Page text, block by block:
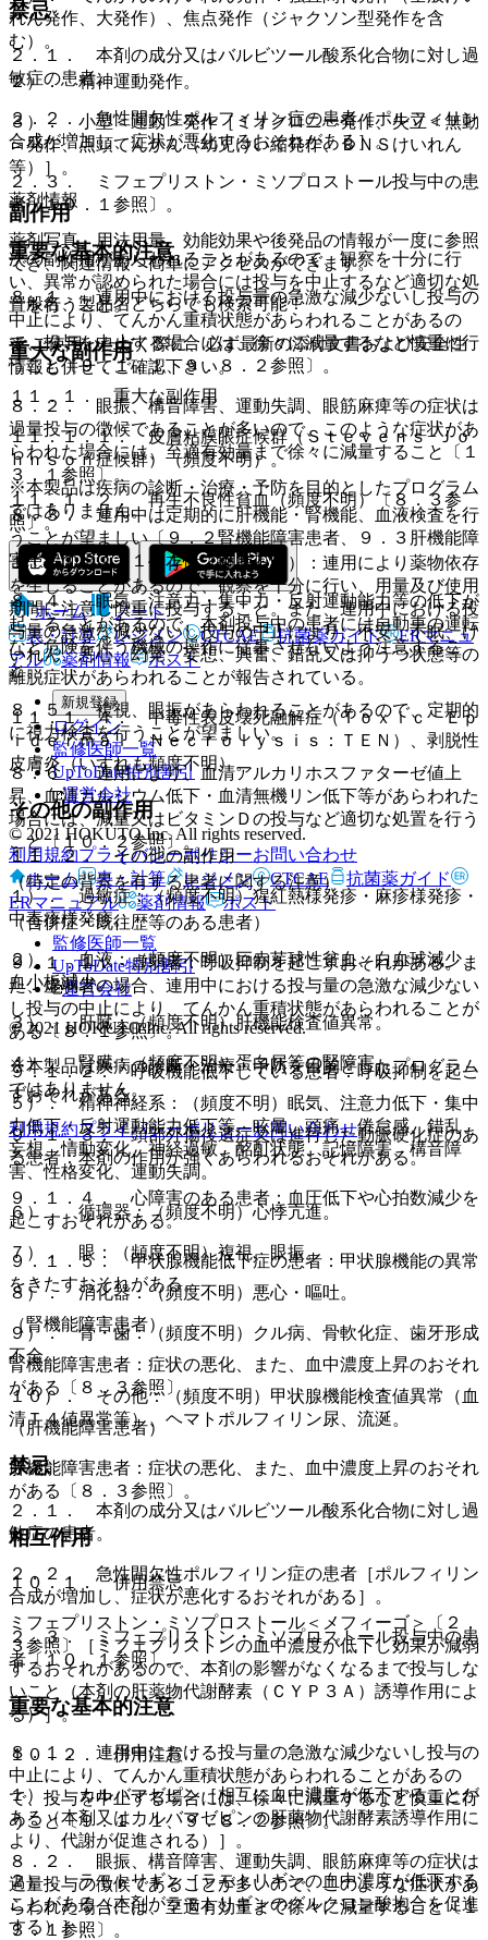
禁忌
２．１． 本剤の成分又はバルビツール酸系化合物に対し過
敏症の患者。
２．２． 急性間欠性ポルフィリン症の患者［ポルフィリン
合成が増加し、症状が悪化するおそれがある］。
２．３． ミフェプリストン・ミソプロストール投与中の患
者〔１０．１参照〕。
重要な基本的注意
８．１． 連用中における投与量の急激な減少ないし投与の
中止により、てんかん重積状態があらわれることがあるの
で、投与を中止する場合には、徐々に減量するなど慎重に行
うこと〔９．１．１、９．８．２参照〕。
８．２． 眼振、構音障害、運動失調、眼筋麻痺等の症状は
過量投与の徴候であることが多いので、このような症状があ
らわれた場合には、至適有効量まで徐々に減量すること〔１
３．１参照〕。
８．３． 連用中は定期的に肝機能・腎機能、血液検査を行
うことが望ましい〔９．２腎機能障害患者、９．３肝機能障
害患者の項、１１．１．２参照〕。
８．４． 眠気、注意力・集中力・反射運動能力等の低下が
起こることがあるので、本剤投与中の患者には自動車の運転
など危険を伴う機械の操作に従事させないよう注意するこ
と。
８．５． 複視、眼振があらわれることがあるので、定期的
に視力検査を行うことが望ましい。
８．６． 連用により、血清アルカリホスファターゼ値上
昇、血清カルシウム低下・血清無機リン低下等があらわれた
場合には、減量又はビタミンＤの投与など適切な処置を行う
こと〔１０．２参照〕。
（特定の背景を有する患者に関する注意）
（合併症・既往歴等のある患者）
９．１．１． 虚弱者：呼吸抑制を起こすおそれがある。ま
た、虚弱者の場合、連用中における投与量の急激な減少ない
し投与の中止により、てんかん重積状態があらわれることが
ある〔８．１参照〕。
９．１．２． 呼吸機能低下している患者：呼吸抑制を起こ
すおそれがある。
９．１．３． 頭部外傷後遺症又は進行した動脈硬化症のあ
る患者：本剤の作用が強くあらわれるおそれがある。
９．１．４． 心障害のある患者：血圧低下や心拍数減少を
起こすおそれがある。
９．１．５． 甲状腺機能低下症の患者：甲状腺機能の異常
をきたすおそれがある。
（腎機能障害患者）
腎機能障害患者：症状の悪化、また、血中濃度上昇のおそれ
がある〔８．３参照〕。
（肝機能障害患者）
肝機能障害患者：症状の悪化、また、血中濃度上昇のおそれ
がある〔８．３参照〕。
相互作用
１０．１． 併用禁忌：
ミフェプリストン・ミソプロストール＜メフィーゴ＞〔２．
３参照〕［ミフェプリストンの血中濃度が低下し効果が減弱
するおそれがあるので、本剤の影響がなくなるまで投与しな
いこと（本剤の肝薬物代謝酵素（ＣＹＰ３Ａ）誘導作用によ
る）］。
１０．２． 併用注意：
１）． カルバマゼピン［相互に血中濃度が低下することが
ある（本剤又はカルバマゼピンの肝薬物代謝酵素誘導作用に
より、代謝が促進される）］。
２）． ラモトリギン［ラモトリギンの血中濃度が低下する
ことがある（本剤がラモトリギンのグルクロン酸抱合を促進
する）］。
れん発作、大発作）、焦点発作（ジャクソン型発作を含
む）。
２）． 精神運動発作。
３）． 小型＜運動＞発作［ミオクロニー発作、失立＜無動
＞発作、点頭てんかん（幼児けい縮発作、ＢＮＳけいれん
等）］。
副作用
次の副作用があらわれることがあるので、観察を十分に行
い、異常が認められた場合には投与を中止するなど適切な処
置を行うこと。
重大な副作用
１１．１． 重大な副作用
１１．１．１． 皮膚粘膜眼症候群（Ｓｔｅｖｅｎｓ−Ｊｏ
ｈｎｓｏｎ症候群）（頻度不明）。
１１．１．２． 再生不良性貧血（頻度不明）〔８．３参
照〕。
１１．１．３． 依存性（頻度不明）：連用により薬物依存
を生じることがあるので、観察を十分に行い、用量及び使用
期間に注意し慎重に投与すること。また、連用中における投
与量の急激な減少ないし投与の中止により、不安、不眠、け
いれん、悪心、幻覚、妄想、興奮、錯乱又は抑うつ状態等の
離脱症状があらわれることが報告されている。
１１．１．４． 中毒性表皮壊死融解症（Ｔｏｘｉｃ Ｅｐ
ｉｄｅｒｍａｌ Ｎｅｃｒｏｌｙｓｉｓ：ＴＥＮ）、剥脱性
皮膚炎（いずれも頻度不明）。
その他の副作用
１１．２． その他の副作用
１）． 過敏症：（頻度不明）猩紅熱様発疹・麻疹様発疹・
中毒疹様発疹。
２）． 血液：（頻度不明）巨赤芽球性貧血、白血球減少、
血小板減少。
３）． 肝臓：（頻度不明）肝機能検査値異常。
４）． 腎臓：（頻度不明）蛋白尿等の腎障害。
５）． 精神神経系：（頻度不明）眠気、注意力低下・集中
力低下・反射運動能力低下等、眩暈、頭痛、倦怠感、錯乱、
妄想、情動変化、神経過敏、酩酊状態、記憶障害、構音障
害、性格変化、運動失調。
６）． 循環器：（頻度不明）心悸亢進。
７）． 眼：（頻度不明）複視、眼振。
８）． 消化器：（頻度不明）悪心・嘔吐。
９）． 骨・歯：（頻度不明）クル病、骨軟化症、歯牙形成
不全。
１０）． その他：（頻度不明）甲状腺機能検査値異常（血
清Ｔ４値異常等）、ヘマトポルフィリン尿、流涎。
禁忌
２．１． 本剤の成分又はバルビツール酸系化合物に対し過
敏症の患者。
２．２． 急性間欠性ポルフィリン症の患者［ポルフィリン
合成が増加し、症状が悪化するおそれがある］。
２．３． ミフェプリストン・ミソプロストール投与中の患
者〔１０．１参照〕。
重要な基本的注意
８．１． 連用中における投与量の急激な減少ないし投与の
中止により、てんかん重積状態があらわれることがあるの
で、投与を中止する場合には、徐々に減量するなど慎重に行
うこと〔９．１．１、９．８．２参照〕。
８．２． 眼振、構音障害、運動失調、眼筋麻痺等の症状は
過量投与の徴候であることが多いので、このような症状があ
らわれた場合には、至適有効量まで徐々に減量すること〔１
３．１参照〕。
薬剤情報
薬剤写真、用法用量、効能効果や後発品の情報が一度に参照
でき、関連情報へ簡単にアクセスができます。
一般名、製品名どちらでも検索可能！
※ ご使用いただく際に、必ず最新の添付文書および安全性
情報も併せてご確認下さい。
※本製品は疾病の診断・治療・予防を目的としたプログラム
ではありません。
ホーム
ノート
表・計算
レジメン CTCAE 抗菌薬ガイド
ERマニュ
アル
薬剤情報 ポスト
新規登録
ログイン
監修医師一覧
UpToDate特別割引
運営会社
© 2021 HOKUTO Inc. All rights reserved.
利用規約プライバシーポリシーお問い合わせ
ホーム
表・計算 レジメン CTCAE
抗菌薬ガイド
ERマニュアル
薬剤情報 ポスト
監修医師一覧
UpToDate特別割引
運営会社
© 2021 HOKUTO Inc. All rights reserved.
※本製品は疾病の診断・治療・予防を目的としたプログラム
ではありません。
利用規約プライバシーポリシーお問い合わせ